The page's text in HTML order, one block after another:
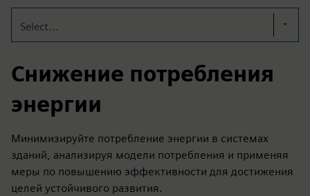
Select...
Снижение потребления
энергии
Минимизируйте потребление энергии в системах
зданий, анализируя модели потребления и применяя
меры по повышению эффективности для достижения
целей устойчивого развития.